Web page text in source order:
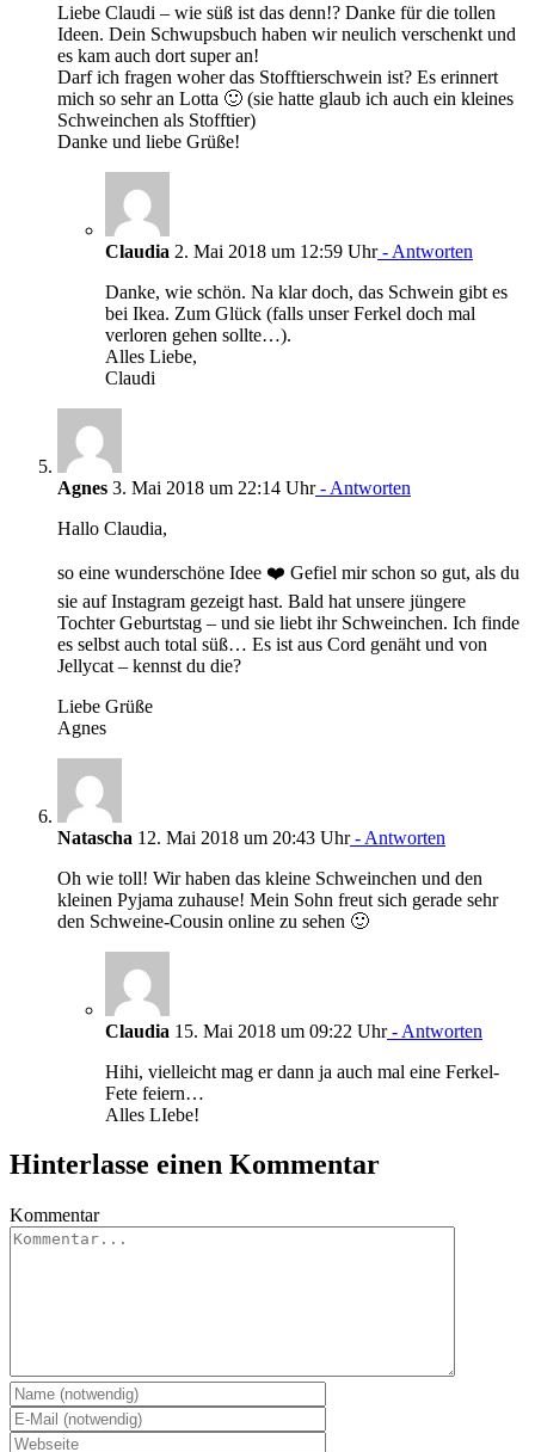
Liebe Claudi – wie süß ist das denn!? Danke für die tollen
Ideen. Dein Schwupsbuch haben wir neulich verschenkt und
es kam auch dort super an!
Darf ich fragen woher das Stofftierschwein ist? Es erinnert
mich so sehr an Lotta 🙂 (sie hatte glaub ich auch ein kleines
Schweinchen als Stofftier)
Danke und liebe Grüße!
Claudia 2. Mai 2018 um 12:59 Uhr- Antworten
Danke, wie schön. Na klar doch, das Schwein gibt es
bei Ikea. Zum Glück (falls unser Ferkel doch mal
verloren gehen sollte…).
Alles Liebe,
Claudi
Agnes 3. Mai 2018 um 22:14 Uhr- Antworten
Hallo Claudia,
so eine wunderschöne Idee ❤️ Gefiel mir schon so gut, als du
sie auf Instagram gezeigt hast. Bald hat unsere jüngere
Tochter Geburtstag – und sie liebt ihr Schweinchen. Ich finde
es selbst auch total süß… Es ist aus Cord genäht und von
Jellycat – kennst du die?
Liebe Grüße
Agnes
Natascha 12. Mai 2018 um 20:43 Uhr- Antworten
Oh wie toll! Wir haben das kleine Schweinchen und den
kleinen Pyjama zuhause! Mein Sohn freut sich gerade sehr
den Schweine-Cousin online zu sehen 🙂
Claudia 15. Mai 2018 um 09:22 Uhr- Antworten
Hihi, vielleicht mag er dann ja auch mal eine Ferkel-
Fete feiern…
Alles LIebe!
Hinterlasse einen Kommentar
Kommentar